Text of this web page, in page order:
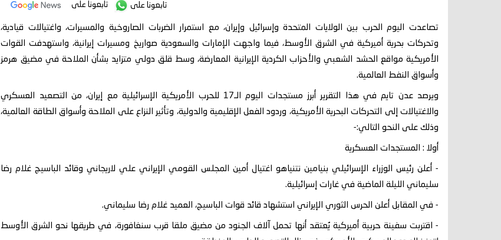
تابعونا على تابعونا على
تصاعدت اليوم الحرب بين الولايات المتحدة وإسرائيل وإيران، مع استمرار الضربات الصاروخية والمسيرات، واغتيالات قيادية،
وتحركات بحرية أميركية في الشرق الأوسط، فيما واجهت الإمارات والسعودية صواريخ ومسيرات إيرانية، واستهدفت القوات
الأمريكية مواقع الحشد الشعبي والأحزاب الكردية الإيرانية المعارضة، وسط قلق دولي متزايد بشأن الملاحة في مضيق هرمز
وأسواق النفط العالمية.
ويرصد عدن تايم في هذا التقرير أبرز مستجدات اليوم الـ17 للحرب الأمريكية الإسرائيلية مع إيران، من التصعيد العسكري
والاغتيالات إلى التحركات البحرية الأمريكية، وردود الفعل الإقليمية والدولية، وتأثير النزاع على الملاحة وأسواق الطاقة العالمية،
وذلك على النحو التالي:-
أولا : المستجدات العسكرية
- أعلن رئيس الوزراء الإسرائيلي بنيامين نتنياهو اغتيال أمين المجلس القومي الإيراني علي لاريجاني وقائد الباسيج غلام رضا
سليماني الليلة الماضية في غارات إسرائيلية.
- في المقابل أعلن الحرس الثوري الإيراني استشهاد قائد قوات الباسيج، العميد غلام رضا سليماني.
- اقتربت سفينة حربية أميركية يُعتقد أنها تحمل آلاف الجنود من مضيق ملقا قرب سنغافورة، في طريقها نحو الشرق الأوسط